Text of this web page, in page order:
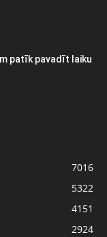
patīk pavadīt laiku
7016
5322
4151
2924